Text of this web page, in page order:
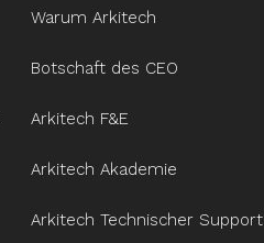
Warum Arkitech
Botschaft des CEO
Arkitech F&E
Arkitech Akademie
Arkitech Technischer Support